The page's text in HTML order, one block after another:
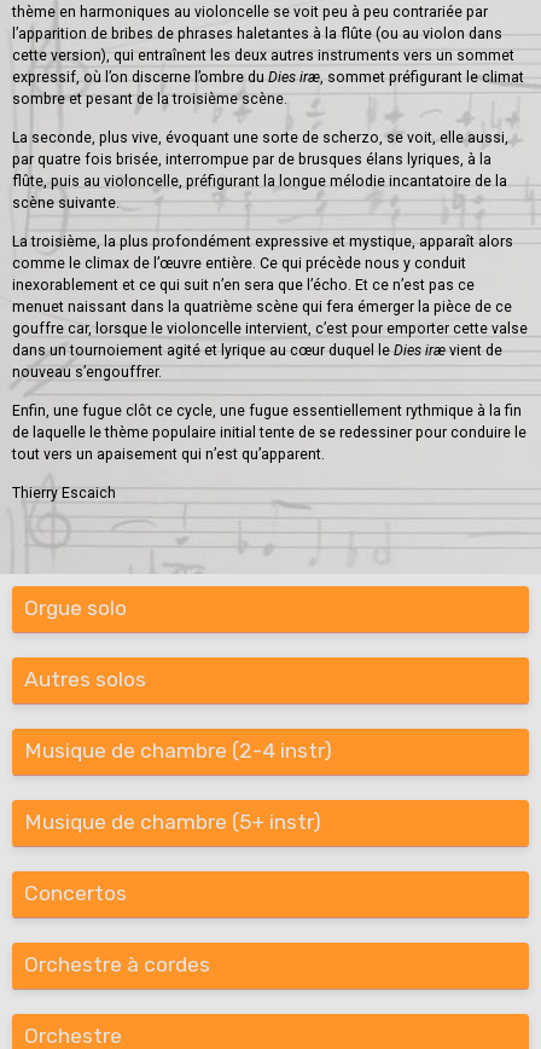
thème en harmoniques au violoncelle se voit peu à peu contrariée par
l’apparition de bribes de phrases haletantes à la flûte (ou au violon dans
cette version), qui entraînent les deux autres instruments vers un sommet
expressif, où l’on discerne l’ombre du Dies iræ, sommet préfigurant le climat
sombre et pesant de la troisième scène.
La seconde, plus vive, évoquant une sorte de scherzo, se voit, elle aussi,
par quatre fois brisée, interrompue par de brusques élans lyriques, à la
flûte, puis au violoncelle, préfigurant la longue mélodie incantatoire de la
scène suivante.
La troisième, la plus profondément expressive et mystique, apparaît alors
comme le climax de l’œuvre entière. Ce qui précède nous y conduit
inexorablement et ce qui suit n’en sera que l’écho. Et ce n’est pas ce
menuet naissant dans la quatrième scène qui fera émerger la pièce de ce
gouffre car, lorsque le violoncelle intervient, c’est pour emporter cette valse
dans un tournoiement agité et lyrique au cœur duquel le Dies irævient de
nouveau s’engouffrer.
Enfin, une fugue clôt ce cycle, une fugue essentiellement rythmique à la fin
de laquelle le thème populaire initial tente de se redessiner pour conduire le
tout vers un apaisement qui n’est qu’apparent.
Thierry Escaich
Orgue solo
Autres solos
Musique de chambre (2-4 instr)
Musique de chambre (5+ instr)
Concertos
Orchestre à cordes
Orchestre